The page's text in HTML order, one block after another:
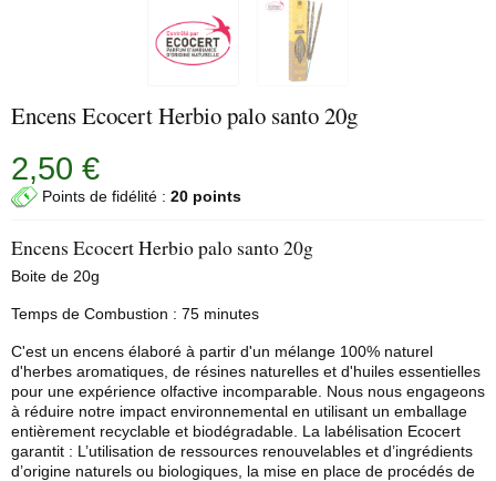
Encens Ecocert Herbio palo santo 20g
2,50 €
Points de fidélité : 20 points
Encens Ecocert Herbio palo santo 20g
Boite de 20g
Temps de Combustion : 75 minutes
C'est un encens élaboré à partir d'un mélange 100% naturel
d'herbes aromatiques, de résines naturelles et d'huiles essentielles
pour une expérience olfactive incomparable. Nous nous engageons
à réduire notre impact environnemental en utilisant un emballage
entièrement recyclable et biodégradable. La labélisation Ecocert
garantit : L’utilisation de ressources renouvelables et d’ingrédients
d’origine naturels ou biologiques, la mise en place de procédés de